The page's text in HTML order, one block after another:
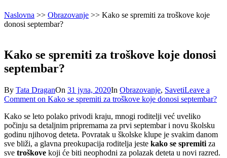
Naslovna >> Obrazovanje >> Kako se spremiti za troškove koje
donosi septembar?
Kako se spremiti za troškove koje donosi
septembar?
By Tata DraganOn 31 јула, 2020In Obrazovanje, SavetiLeave a
Comment on Kako se spremiti za troškove koje donosi septembar?
Kako se leto polako privodi kraju, mnogi roditelji već uveliko
počinju sa detaljnim pripremama za prvi septembar i novu školsku
godinu njihovog deteta. Povratak u školske klupe je svakim danom
sve bliži, a glavna preokupacija roditelja jeste kako se spremiti za
sve troškove koji će biti neophodni za polazak deteta u novi razred.